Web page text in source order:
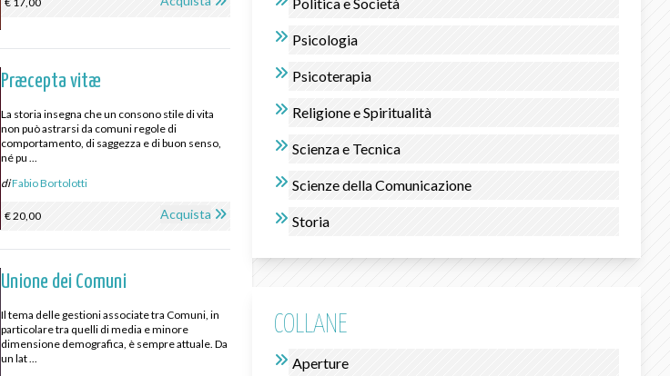
Præcepta vitæ
La storia insegna che un consono stile di vita
non può astrarsi da comuni regole di
comportamento, di saggezza e di buon senso,
né pu ...
diFabio Bortolotti
€ 20,00 Acquista
Unione dei Comuni
Il tema delle gestioni associate tra Comuni, in
particolare tra quelli di media e minore
dimensione demografica, è sempre attuale. Da
un lat ...
Psicologia
Psicoterapia
Religione e Spiritualità
Scienza e Tecnica
Scienze della Comunicazione
Storia
COLLANE
Aperture